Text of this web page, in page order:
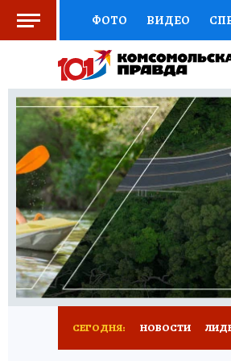
ФОТО ВИДЕО
СОЦПОДДЕРЖКА
ВЫБОР ЭКСПЕРТОВ
КНИЖНАЯ ПОЛКА
ПРЕСС-ЦЕНТР
РАДИО КП РЕКЛАМА
СЕГОДНЯ: НОВОСТИ